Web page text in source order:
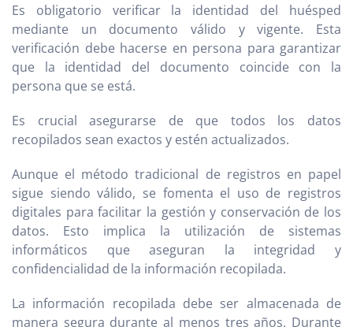
Es obligatorio verificar la identidad del huésped
mediante un documento válido y vigente. Esta
verificación debe hacerse en persona para garantizar
que la identidad del documento coincide con la
persona que se está.
Es crucial asegurarse de que todos los datos
recopilados sean exactos y estén actualizados.
Aunque el método tradicional de registros en papel
sigue siendo válido, se fomenta el uso de registros
digitales para facilitar la gestión y conservación de los
datos. Esto implica la utilización de sistemas
informáticos que aseguran la integridad y
confidencialidad de la información recopilada.
La información recopilada debe ser almacenada de
manera segura durante al menos tres años. Durante